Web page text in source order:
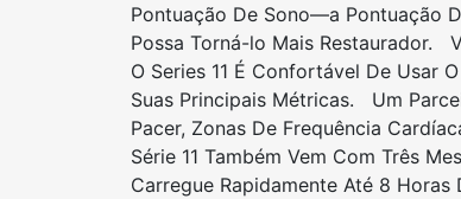
Pontuação De Sono—a Pontuação
Possa Torná-lo Mais Restaurador.
O Series 11 É Confortável De Usar
Suas Principais Métricas. Um
Pacer, Zonas De Frequência
Série 11 Também Vem Com Três
Carregue Rapidamente Até 8